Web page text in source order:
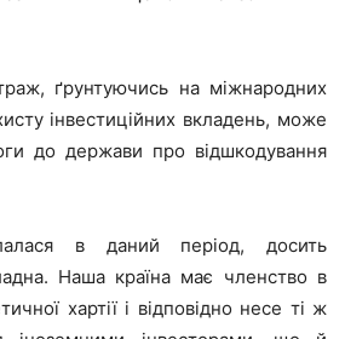
ґрунтуючись на міжнародних
інвестиційних вкладень, може
до держави про відшкодування
в даний період, досить
Наша країна має членство в
хартії і відповідно несе ті ж